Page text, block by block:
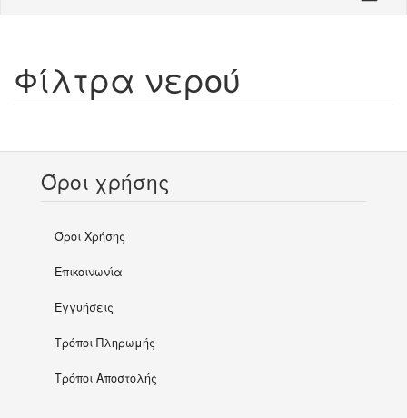
Φίλτρα νερού
Όροι χρήσης
Όροι Χρήσης
Επικοινωνία
Εγγυήσεις
Τρόποι Πληρωμής
Τρόποι Αποστολής